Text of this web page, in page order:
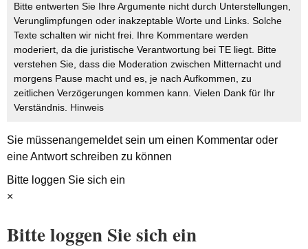
Bitte entwerten Sie Ihre Argumente nicht durch Unterstellungen,
Verunglimpfungen oder inakzeptable Worte und Links. Solche
Texte schalten wir nicht frei. Ihre Kommentare werden
moderiert, da die juristische Verantwortung bei TE liegt. Bitte
verstehen Sie, dass die Moderation zwischen Mitternacht und
morgens Pause macht und es, je nach Aufkommen, zu
zeitlichen Verzögerungen kommen kann. Vielen Dank für Ihr
Verständnis. Hinweis
Sie müssenangemeldetsein um einen Kommentar oder
eine Antwort schreiben zu können
Bitte loggen Sie sich ein
×
Bitte loggen Sie sich ein